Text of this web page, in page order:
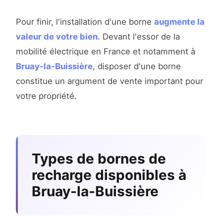
Pour finir, l'installation d'une borne augmente la
valeur de votre bien. Devant l'essor de la
mobilité électrique en France et notamment à
Bruay-la-Buissière, disposer d'une borne
constitue un argument de vente important pour
votre propriété.
Types de bornes de
recharge disponibles à
Bruay-la-Buissière